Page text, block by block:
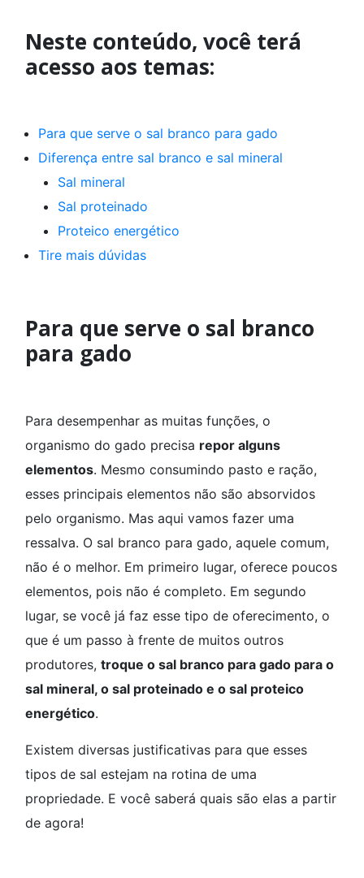
Neste conteúdo, você terá
acesso aos temas:
Para que serve o sal branco para gado
Diferença entre sal branco e sal mineral
Sal mineral
Sal proteinado
Proteico energético
Tire mais dúvidas
Para que serve o sal branco
para gado
Para desempenhar as muitas funções, o
organismo do gado precisa repor alguns
elementos. Mesmo consumindo pasto e ração,
esses principais elementos não são absorvidos
pelo organismo. Mas aqui vamos fazer uma
ressalva. O sal branco para gado, aquele comum,
não é o melhor. Em primeiro lugar, oferece poucos
elementos, pois não é completo. Em segundo
lugar, se você já faz esse tipo de oferecimento, o
que é um passo à frente de muitos outros
produtores, troque o sal branco para gado para o
sal mineral, o sal proteinado e o sal proteico
energético.
Existem diversas justificativas para que esses
tipos de sal estejam na rotina de uma
propriedade. E você saberá quais são elas a partir
de agora!